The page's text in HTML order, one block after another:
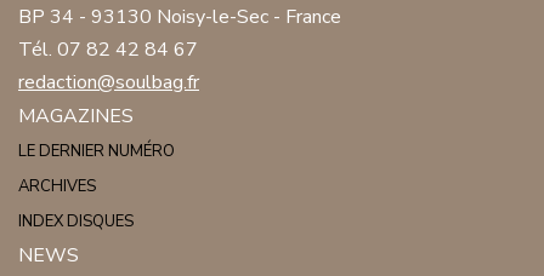
BP 34 - 93130 Noisy-le-Sec - France
Tél. 07 82 42 84 67
redaction@soulbag.fr
MAGAZINES
LE DERNIER NUMÉRO
ARCHIVES
INDEX DISQUES
NEWS